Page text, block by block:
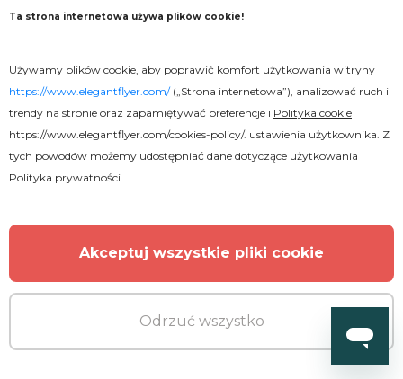
Efekt tekstu marzeniowego
Ta strona internetowa używa plików cookie!
Używamy plików cookie, aby poprawić komfort użytkowania witryny
https://www.elegantflyer.com/(„Strona internetowa”), analizować ruch i
trendy na stronie oraz zapamiętywać preferencje i Polityka cookie
https://www.elegantflyer.com/cookies-policy/. ustawienia użytkownika. Z
tych powodów możemy udostępniać dane dotyczące użytkowania
Polityka prywatności
Akceptuj wszystkie pliki cookie
Odrzuć wszystko